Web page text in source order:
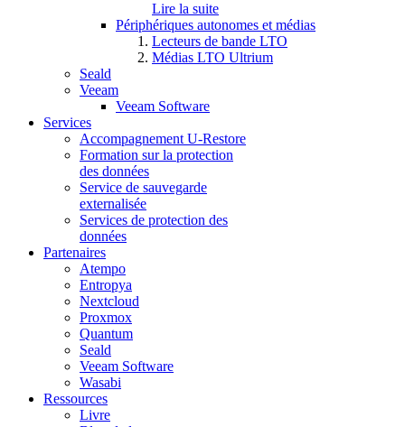
Lire la suite
Périphériques autonomes et médias
Lecteurs de bande LTO
Médias LTO Ultrium
Seald
Veeam
Veeam Software
Services
Accompagnement U-Restore
Formation sur la protection
des données
Service de sauvegarde
externalisée
Services de protection des
données
Partenaires
Atempo
Entropya
Nextcloud
Proxmox
Quantum
Seald
Veeam Software
Wasabi
Ressources
Livre